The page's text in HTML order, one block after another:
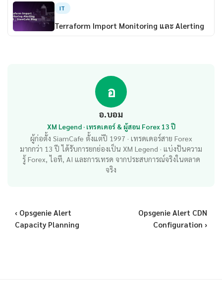
IT
Terraform Import Monitoring และ Alerting
อ
อ.บอม
XM Legend · เทรดเดอร์ & ผู้สอน Forex 13 ปี
ผู้ก่อตั้ง SiamCafe ตั้งแต่ปี 1997 · เทรดเดอร์สาย Forex
มากกว่า 13 ปี ได้รับการยกย่องเป็น XM Legend · แบ่งปันความ
รู้ Forex, ไอที, AI และการเทรด จากประสบการณ์จริงในตลาด
จริง
‹ Opsgenie Alert
Capacity Planning
Opsgenie Alert CDN
Configuration ›